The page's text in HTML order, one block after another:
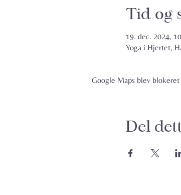
Tid og
19. dec. 2024,
Yoga i Hjertet,
Google Maps blev
Del